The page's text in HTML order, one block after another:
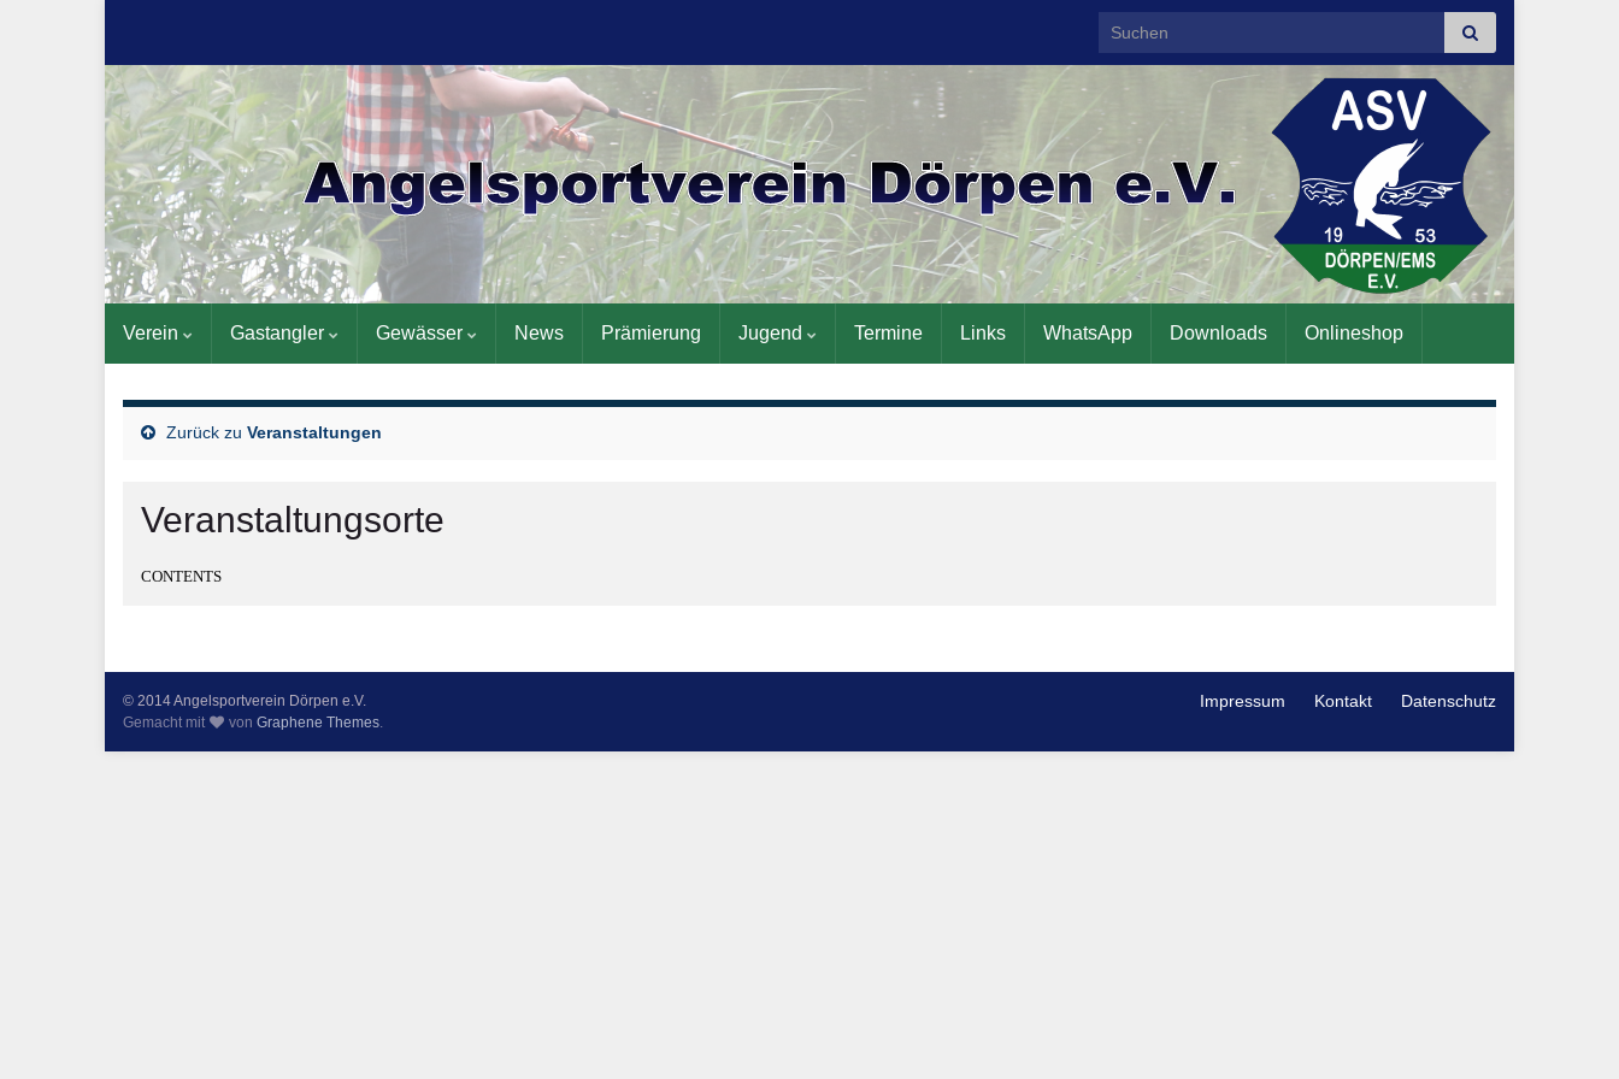
Search for:
Verein Gastangler Gewässer News Prämierung Jugend Termine Links WhatsApp Downloads Onlineshop
Zurück zu Veranstaltungen
Veranstaltungsorte
CONTENTS
Impressum Kontakt Datenschutz
© 2014 Angelsportverein Dörpen e.V.
Gemacht mit
vonGraphene Themes